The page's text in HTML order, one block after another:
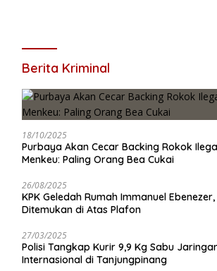
Berita Kriminal
18/10/2025
Purbaya Akan Cecar Backing Rokok
Menkeu: Paling Orang Bea Cukai
26/08/2025
KPK Geledah Rumah Immanuel
Ditemukan di Atas Plafon
27/03/2025
Polisi Tangkap Kurir 9,9 Kg Sabu
Internasional di Tanjungpinang